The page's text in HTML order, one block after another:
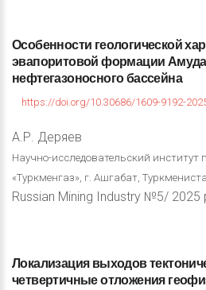
Особенности геологической
эвапоритовойформации
нефтегазоносногобассейна
https://doi.org/10.30686/1609-9192-
А.Р. Деряев
Научно-исследовательский институт
«Туркменгаз», г. Ашгабат,
Russian Mining Industry №5/ 2025
Локализациявыходов
четвертичныеотложения